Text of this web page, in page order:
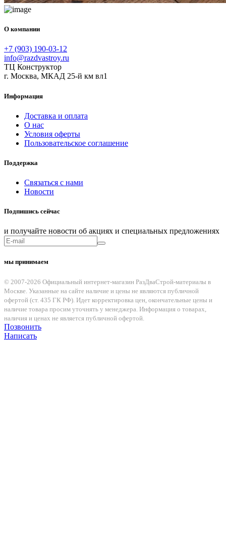
О компании
+7 (903) 190-03-12
info@razdvastroy.ru
ТЦ Конструктор
г. Москва, МКАД 25-й км вл1
Информация
Доставка и оплата
О нас
Условия оферты
Пользовательское соглашение
Поддержка
Связаться с нами
Новости
Подпишись сейчас
и получайте новости об акциях и специальных предложениях
мы принимаем
© 2007-2026 Официальный интернет-магазин РазДваСтрой-материалы в
Москве. Указанные на сайте наличие и цены не являются публичной
офертой (ст. 435 ГК РФ). Идет корректировка цен, окончательные цены и
наличие товара просим уточнять у менеджера. Информация о товарах,
наличия и ценах не является публичной офертой.
Позвонить
Написать